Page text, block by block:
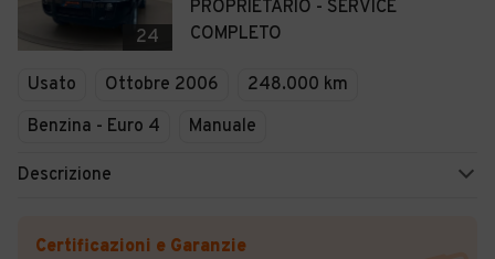
24
PROPRIETARIO - SERVICE
COMPLETO
Usato Ottobre 2006
248.000 km
Benzina - Euro 4
Manuale
Descrizione
Certificazioni e Garanzie